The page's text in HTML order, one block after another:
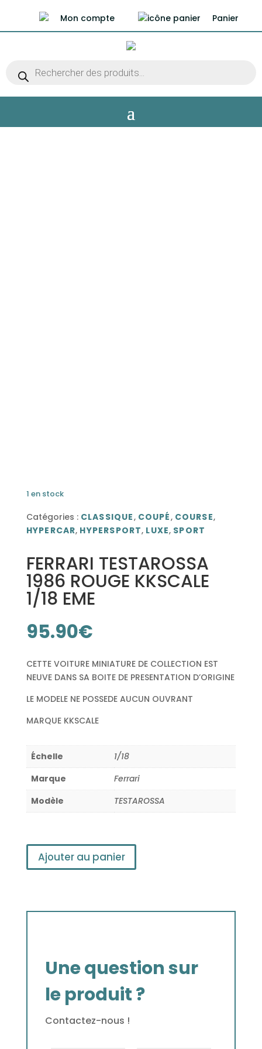
produits
Mon compte Panier
1 en stock
Catégories : CLASSIQUE, COUPÉ, COURSE,
HYPERCAR, HYPERSPORT, LUXE, SPORT
FERRARI TESTAROSSA
1986 ROUGE KKSCALE
1/18 EME
95.90€
CETTE VOITURE MINIATURE DE COLLECTION EST
NEUVE DANS SA BOITE DE PRESENTATION D’ORIGINE
LE MODELE NE POSSEDE AUCUN OUVRANT
MARQUE KKSCALE
Échelle
1/18
Marque
Ferrari
Modèle
TESTAROSSA
Ajouter au panier
Une question sur
le produit ?
Contactez-nous !